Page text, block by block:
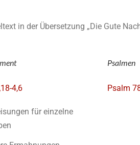
in der Übersetzung „Die Gute
4,6
für einzelne
Psalmen
Psalm